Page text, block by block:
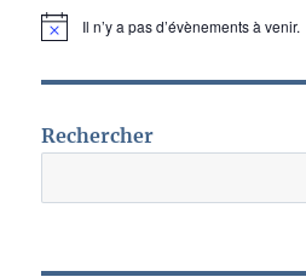
N
e
Il n’y a pas d’évènements à venir.
Rechercher